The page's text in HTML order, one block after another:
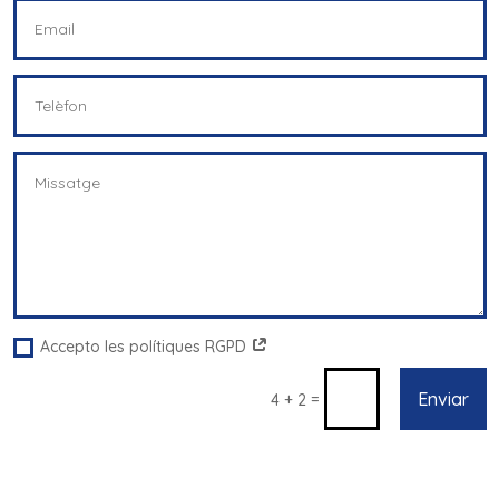
Accepto les polítiques RGPD
4 + 2 = Enviar